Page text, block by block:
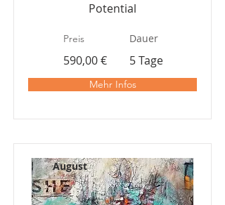
Potential
Preis Dauer
590,00 € 5 Tage
Mehr Infos
August